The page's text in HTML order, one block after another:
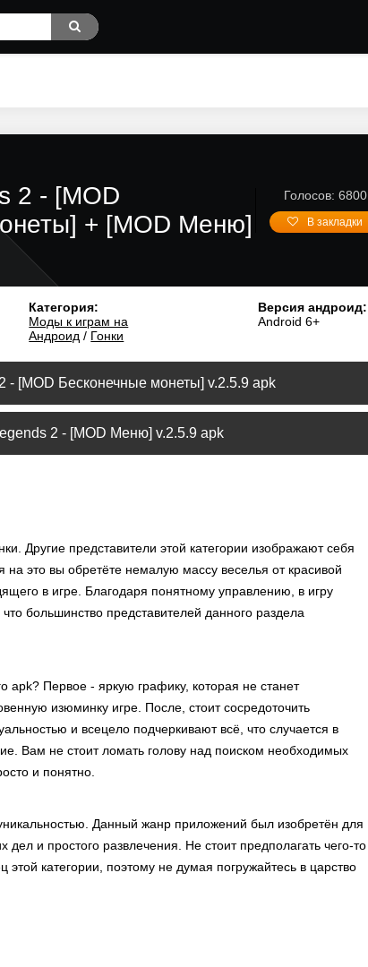
2 - [MOD
+ [MOD Меню]
Голосов: 6800
В закладки
Категория:
Моды к играм на
Андроид / Гонки
Версия андроид:
Android 6+
- [MOD Бесконечные монеты] v.2.5.9 apk
2 - [MOD Меню] v.2.5.9 apk
Другие представители этой категории изображают себя
это вы обретёте немалую массу веселья от красивой
в игре. Благодаря понятному управлению, в игру
большинство представителей данного раздела
apk? Первое - яркую графику, которая не станет
изюминку игре. После, стоит сосредоточить
и всецело подчеркивают всё, что случается в
Вам не стоит ломать голову над поиском необходимых
и понятно.
Данный жанр приложений был изобретён для
и простого развлечения. Не стоит предполагать чего-то
категории, поэтому не думая погружайтесь в царство